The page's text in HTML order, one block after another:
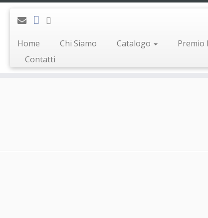
Home Chi Siamo Catalogo Premio
Contatti